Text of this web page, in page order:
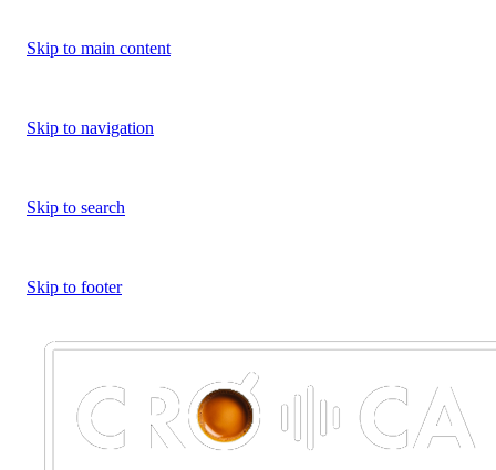
Skip to main content
Skip to navigation
Skip to search
Skip to footer